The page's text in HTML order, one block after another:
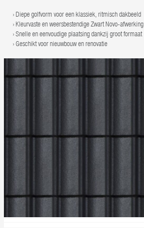
Diepe golfvorm voor een klassiek, ritmisch dakbeeld
Kleurvaste en weersbestendige Zwart Novo-afwerking
Snelle en eenvoudige plaatsing dankzij groot formaat
Geschikt voor nieuwbouw en renovatie